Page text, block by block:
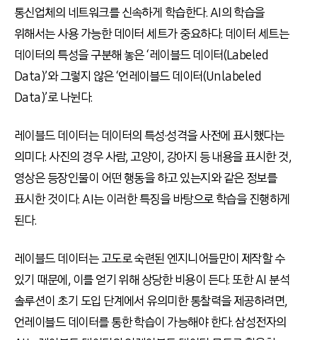
통신업체의 네트워크를 신속하게 학습한다. AI의 학습을
위해서는 사용 가능한 데이터 세트가 중요하다. 데이터 세트는
데이터의 특성을 구분해 놓은 ‘레이블드 데이터(Labeled
Data)’와 그렇지 않은 ‘언레이블드 데이터(Unlabeled
Data)’로 나뉜다.
레이블드 데이터는 데이터의 특성·성격을 사전에 표시했다는
의미다. 사진의 경우 사람, 고양이, 강아지 등 내용을 표시한 것,
영상은 등장인물이 어떤 행동을 하고 있는지와 같은 정보를
표시한 것이다. AI는 이러한 특징을 바탕으로 학습을 진행하게
된다.
레이블드 데이터는 고도로 숙련된 엔지니어들만이 제작할 수
있기 때문에, 이를 얻기 위해 상당한 비용이 든다. 또한 AI 분석
솔루션이 초기 도입 단계에서 유의미한 통찰력을 제공하려면,
언레이블드 데이터를 통한 학습이 가능해야 한다. 삼성전자의